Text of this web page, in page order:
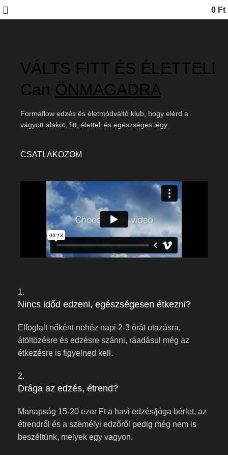
0 Ft
VÁLTS FITT ÉS ÉLETTELI
Can ÖNMAGADRA
Formaflow edzés és életmódváltó klub, hogy elérd a
vágyott alakot, fitt, életteli és egészséges légy.
CSATLAKOZOM
1.
Nincs időd edzeni, egészségesen étkezni?
Elfoglalt nőként nehéz napi 2-3 órát utazásra,
átöltözésre és edzésre szánni, ráadásul még az
étkezésre is figyelned kell.
2.
Drága az edzés, étrend?
Manapság 15-20 ezer Ft a havi edzés/jóga bérlet, az
étrendről és a személyi edzőről pedig még nem is
beszéltünk, melyek egy vagyon.